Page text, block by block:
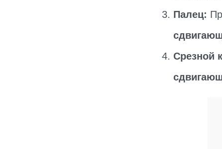
Палец:
Срезной